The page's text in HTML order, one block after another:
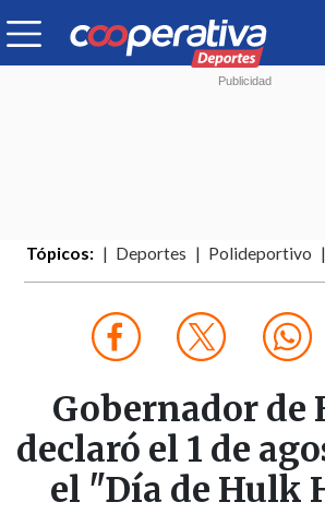
Tópicos: Deportes Polideportivo
Gobernador de
declaró el 1 de
el "Día de Hulk